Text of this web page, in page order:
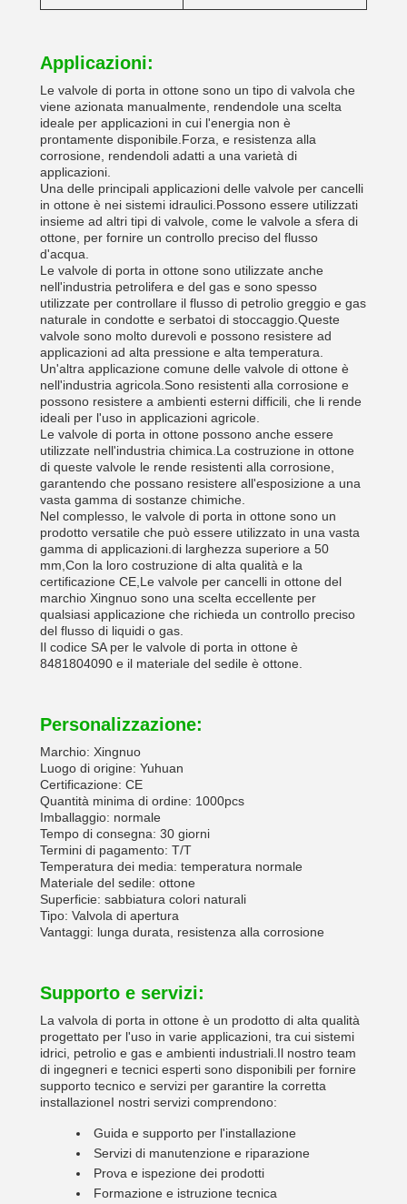
Applicazioni:
Le valvole di porta in ottone sono un tipo di valvola che
viene azionata manualmente, rendendole una scelta
ideale per applicazioni in cui l'energia non è
prontamente disponibile.Forza, e resistenza alla
corrosione, rendendoli adatti a una varietà di
applicazioni.
Una delle principali applicazioni delle valvole per cancelli
in ottone è nei sistemi idraulici.Possono essere utilizzati
insieme ad altri tipi di valvole, come le valvole a sfera di
ottone, per fornire un controllo preciso del flusso
d'acqua.
Le valvole di porta in ottone sono utilizzate anche
nell'industria petrolifera e del gas e sono spesso
utilizzate per controllare il flusso di petrolio greggio e gas
naturale in condotte e serbatoi di stoccaggio.Queste
valvole sono molto durevoli e possono resistere ad
applicazioni ad alta pressione e alta temperatura.
Un'altra applicazione comune delle valvole di ottone è
nell'industria agricola.Sono resistenti alla corrosione e
possono resistere a ambienti esterni difficili, che li rende
ideali per l'uso in applicazioni agricole.
Le valvole di porta in ottone possono anche essere
utilizzate nell'industria chimica.La costruzione in ottone
di queste valvole le rende resistenti alla corrosione,
garantendo che possano resistere all'esposizione a una
vasta gamma di sostanze chimiche.
Nel complesso, le valvole di porta in ottone sono un
prodotto versatile che può essere utilizzato in una vasta
gamma di applicazioni.di larghezza superiore a 50
mm,Con la loro costruzione di alta qualità e la
certificazione CE,Le valvole per cancelli in ottone del
marchio Xingnuo sono una scelta eccellente per
qualsiasi applicazione che richieda un controllo preciso
del flusso di liquidi o gas.
Il codice SA per le valvole di porta in ottone è
8481804090 e il materiale del sedile è ottone.
Personalizzazione:
Marchio: Xingnuo
Luogo di origine: Yuhuan
Certificazione: CE
Quantità minima di ordine: 1000pcs
Imballaggio: normale
Tempo di consegna: 30 giorni
Termini di pagamento: T/T
Temperatura dei media: temperatura normale
Materiale del sedile: ottone
Superficie: sabbiatura colori naturali
Tipo: Valvola di apertura
Vantaggi: lunga durata, resistenza alla corrosione
Supporto e servizi:
La valvola di porta in ottone è un prodotto di alta qualità
progettato per l'uso in varie applicazioni, tra cui sistemi
idrici, petrolio e gas e ambienti industriali.Il nostro team
di ingegneri e tecnici esperti sono disponibili per fornire
supporto tecnico e servizi per garantire la corretta
installazioneI nostri servizi comprendono:
Guida e supporto per l'installazione
Servizi di manutenzione e riparazione
Prova e ispezione dei prodotti
Formazione e istruzione tecnica